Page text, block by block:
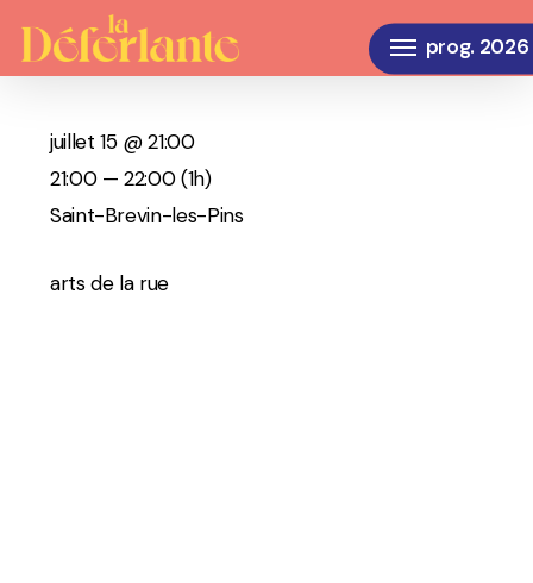
content
Menu
juillet 15 @ 21:00
21:00 — 22:00 (1h)
Saint-Brevin-les-Pins
arts de la rue